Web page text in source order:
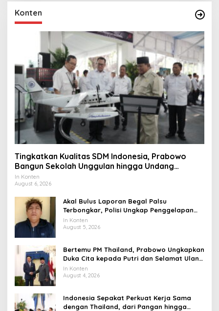
Konten
Tingkatkan Kualitas SDM Indonesia, Prabowo
Bangun Sekolah Unggulan hingga Undang
Universitas Terbaik Dunia
In Konten
August 6, 2026
Akal Bulus Laporan Begal Palsu
Terbongkar, Polisi Ungkap Penggelapan
Uang Perusahaan untuk Crypto
In Konten
August 5, 2026
Bertemu PM Thailand, Prabowo Ungkapkan
Duka Cita kepada Putri dan Selamat Ulang
Tahun ke Raja Thailand
In Konten
August 4, 2026
Indonesia Sepakat Perkuat Kerja Sama
dengan Thailand, dari Pangan hingga